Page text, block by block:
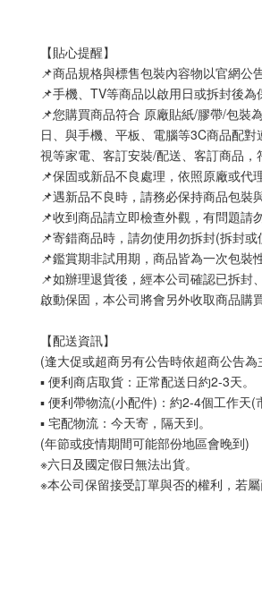
【貼心提醒】
📌商品規格與標售包裝內容物以官網公
📌手機、TV等商品以啟用日或拆封後
📌您購買商品符合 原廠貼紙/膠帶/包裝
日、與手機、平板、電腦等3C商品配
視等家電、客訂安裝/配送、客訂商品，
📌保固或新品不良處理，依照原廠或代
📌遇新品不良時，請務必保持商品包裝
📌收到商品請立即檢查外觀，有問題請
📌寄錯商品時，請勿使用勿拆封(拆封或
📌鑑賞期非試用期，商品皆為一次包裝
📌如辦理退貨後，經本公司確認已拆
啟動保固，本公司將會另外收取商品購
【配送資訊】
(逢大促或超商另有公告時依超商公告為
▪ 便利商店取貨：正常配送日約2-3天。
▪ 便利帶物流(小配件)：約2-4個工作天(
▪ 宅配物流：今天寄，隔天到。
(年節或疫情期間可能部份地區會晚到)
※六日及國定假日無法出貨。
※本公司保留接受訂單與否的權利，若